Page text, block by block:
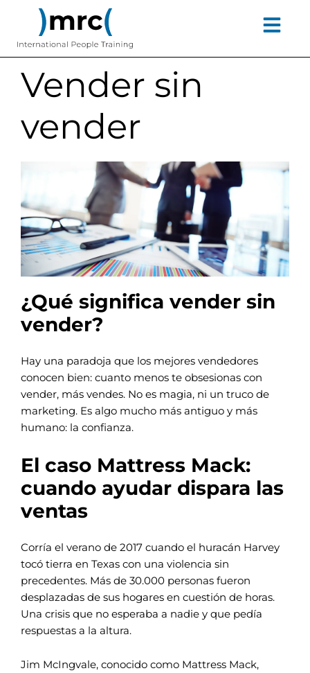
contenido
contenido
Vender sin
vender
¿Qué significa vender sin
vender?
Hay una paradoja que los mejores vendedores
conocen bien: cuanto menos te obsesionas con
vender, más vendes. No es magia, ni un truco de
marketing. Es algo mucho más antiguo y más
humano: la confianza.
El caso Mattress Mack:
cuando ayudar dispara las
ventas
Corría el verano de 2017 cuando el huracán Harvey
tocó tierra en Texas con una violencia sin
precedentes. Más de 30.000 personas fueron
desplazadas de sus hogares en cuestión de horas.
Una crisis que no esperaba a nadie y que pedía
respuestas a la altura.
Jim McIngvale, conocido como Mattress Mack,